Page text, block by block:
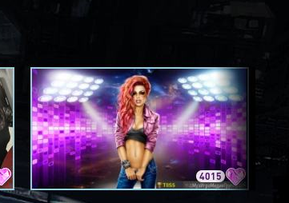
4015